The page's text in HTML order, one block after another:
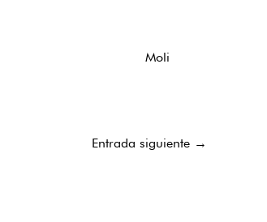
Moli
Entrada siguiente →